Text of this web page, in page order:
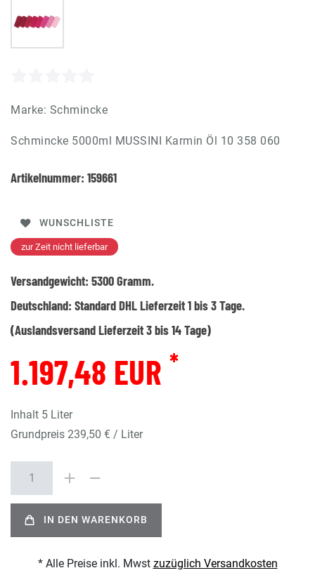
Marke: Schmincke
Schmincke 5000ml MUSSINI Karmin Öl 10 358 060
Artikelnummer: 159661
WUNSCHLISTE
zur Zeit nicht lieferbar
Versandgewicht: 5300Gramm.
Deutschland: Standard DHL Lieferzeit 1 bis 3 Tage.
(Auslandsversand Lieferzeit 3 bis 14 Tage)
1.197,48 EUR *
Inhalt 5 Liter
Grundpreis 239,50 € / Liter
IN DEN WARENKORB
* Alle Preise inkl. Mwst zuzüglich Versandkosten